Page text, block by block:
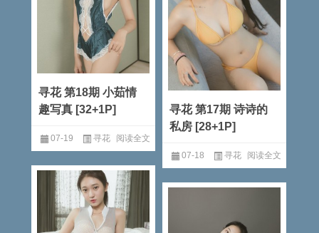
寻花 第18期 小茹情
趣写真 [32+1P]
07-19 寻花 阅读全文
寻花 第17期 诗诗的
私房 [28+1P]
07-18 寻花 阅读全文